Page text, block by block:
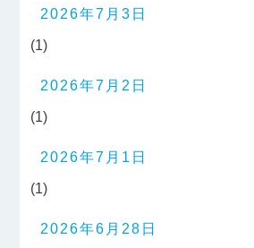
2026年7月3日
(1)
2026年7月2日
(1)
2026年7月1日
(1)
2026年6月28日